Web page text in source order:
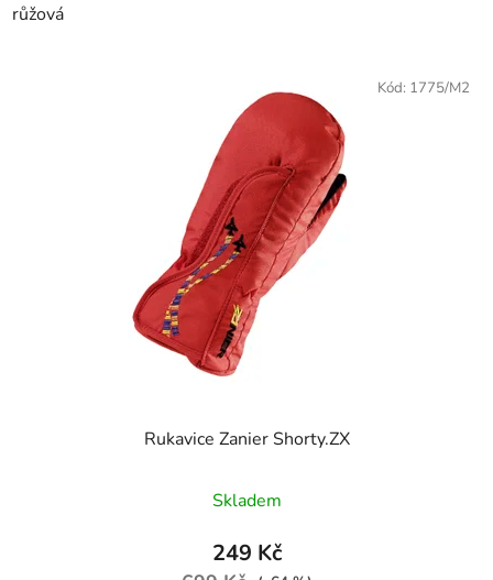
růžová
Rukavice Zanier Shorty.ZX
Skladem
249 Kč
Kód: 1775/M2